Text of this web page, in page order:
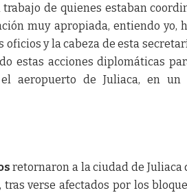
de quienes estaban
muy apropiada, entiendo yo,
y la cabeza de esta
estas acciones diplomáticas
aeropuerto de Juliaca, en un
retornaron a la ciudad de Juliaca
verse afectados por los